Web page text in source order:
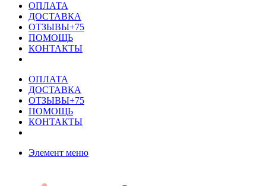
ОПЛАТА
ДОСТАВКА
ОТЗЫВЫ+75
ПОМОЩЬ
КОНТАКТЫ
ОПЛАТА
ДОСТАВКА
ОТЗЫВЫ+75
ПОМОЩЬ
КОНТАКТЫ
Элемент меню